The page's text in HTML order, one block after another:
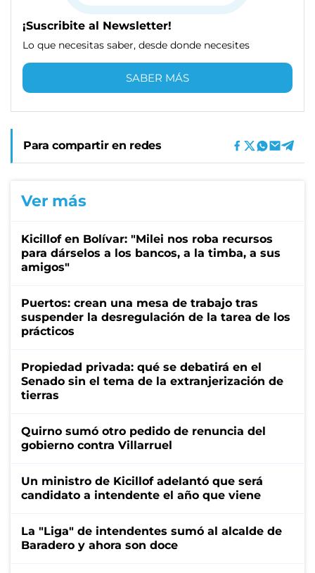
¡Suscribite al Newsletter!
Lo que necesitas saber, desde donde necesites
SABER MÁS
Para compartir en redes
Ver más
Kicillof en Bolívar: "Milei nos roba recursos
para dárselos a los bancos, a la timba, a sus
amigos"
Puertos: crean una mesa de trabajo tras
suspender la desregulación de la tarea de los
prácticos
Propiedad privada: qué se debatirá en el
Senado sin el tema de la extranjerización de
tierras
Quirno sumó otro pedido de renuncia del
gobierno contra Villarruel
Un ministro de Kicillof adelantó que será
candidato a intendente el año que viene
La "Liga" de intendentes sumó al alcalde de
Baradero y ahora son doce